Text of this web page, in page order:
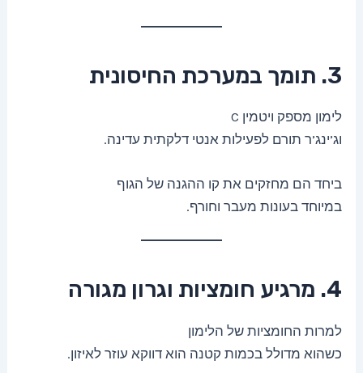
3. תומך במערכת החיסונית
לימון מספק ויטמין C
וג’ינג’ר תורם לפעילות אנטי דלקתית עדינה.
ביחד הם מחזקים את קו ההגנה של הגוף
במיוחד בעונות מעבר וחורף.
4. מרגיע חומציות וגרון מגורה
למרות החומציות של הלימון
כשהוא מדולל בכמות קטנה הוא דווקא עוזר לאיזון.